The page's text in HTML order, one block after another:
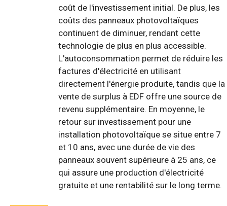
coût de l'investissement initial. De plus, les
coûts des panneaux photovoltaïques
continuent de diminuer, rendant cette
technologie de plus en plus accessible.
L'autoconsommation permet de réduire les
factures d'électricité en utilisant
directement l'énergie produite, tandis que la
vente de surplus à EDF offre une source de
revenu supplémentaire. En moyenne, le
retour sur investissement pour une
installation photovoltaïque se situe entre 7
et 10 ans, avec une durée de vie des
panneaux souvent supérieure à 25 ans, ce
qui assure une production d'électricité
gratuite et une rentabilité sur le long terme.